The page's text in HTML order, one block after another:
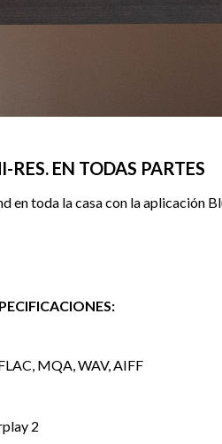
RES. EN TODAS PARTES
toda la casa con la aplicación
MQA, WAV, AIFF
2